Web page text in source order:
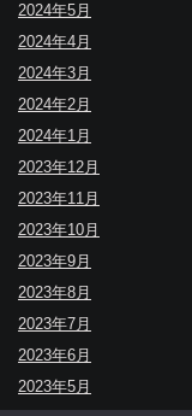
2024年5月
2024年4月
2024年3月
2024年2月
2024年1月
2023年12月
2023年11月
2023年10月
2023年9月
2023年8月
2023年7月
2023年6月
2023年5月